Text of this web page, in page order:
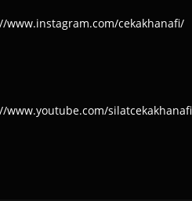
www.instagram.com/cekakhanafi/
www.youtube.com/silatcekakhanafi